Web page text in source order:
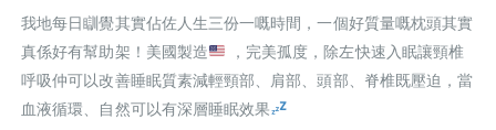
我地每日瞓覺其實佔佐人生三份一嘅時間，一個好質量嘅枕頭其實
真係好有幫助架！美國製造
，完美孤度，除左快速入眠讓頸椎
呼吸仲可以改善睡眠質素減輕頸部、肩部、頭部、脊椎既壓迫，當
血液循環、自然可以有深層睡眠效果